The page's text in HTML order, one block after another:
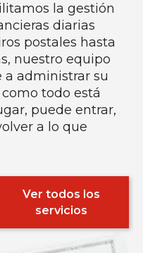
la gestión
diarias
postales hasta
nuestro equipo
a administrar su
todo está
puede entrar,
a lo que
Ver todos los
servicios